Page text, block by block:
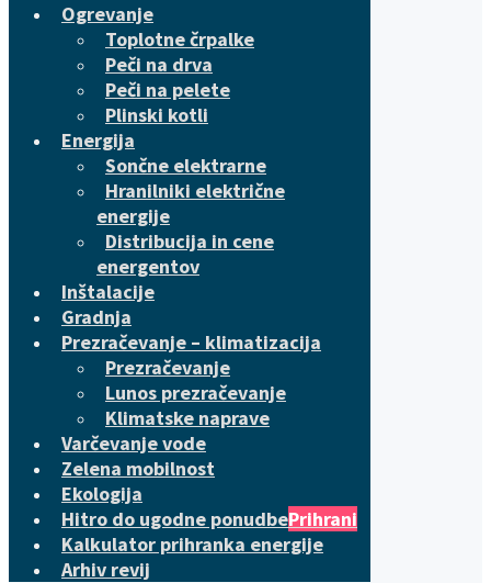
Ogrevanje
Toplotne črpalke
Peči na drva
Peči na pelete
Plinski kotli
Energija
Sončne elektrarne
Hranilniki električne
energije
Distribucija in cene
energentov
Inštalacije
Gradnja
Prezračevanje – klimatizacija
Prezračevanje
Lunos prezračevanje
Klimatske naprave
Varčevanje vode
Zelena mobilnost
Ekologija
Hitro do ugodne ponudbePrihrani
Kalkulator prihranka energije
Arhiv revij